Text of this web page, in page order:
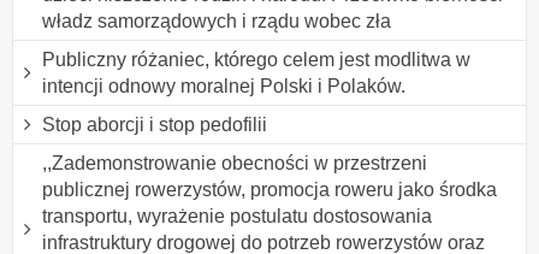
władz samorządowych i rządu wobec zła
Publiczny różaniec, którego celem jest modlitwa w
intencji odnowy moralnej Polski i Polaków.
Stop aborcji i stop pedofilii
,,Zademonstrowanie obecności w przestrzeni
publicznej rowerzystów, promocja roweru jako środka
transportu, wyrażenie postulatu dostosowania
infrastruktury drogowej do potrzeb rowerzystów oraz